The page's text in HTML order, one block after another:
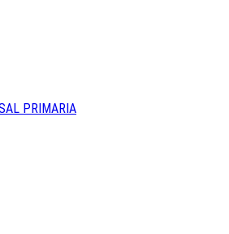
PRIMARIA